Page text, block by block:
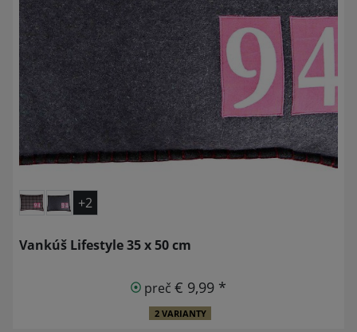
+2
Vankúš Lifestyle 35 x 50 cm
preč€ 9,99 *
2 VARIANTY